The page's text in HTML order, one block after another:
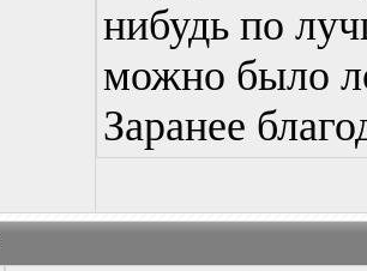
нибудь по
можно было
Заранее